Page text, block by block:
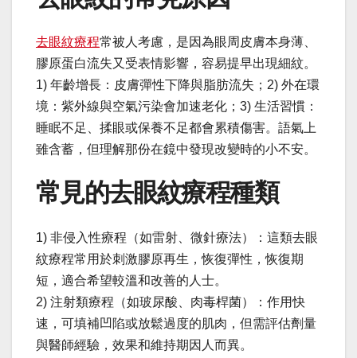
去眼紋療程常被人考慮，是因為眼周皮膚本身薄、
膠原蛋白流失又受表情影響，容易提早出現細紋。
1) 年齡增長：皮膚彈性下降與脂肪流失；2) 外在環
境：紫外線與空氣污染會加速老化；3) 生活習慣：
睡眠不足、揉眼或保養不足都會累積傷害。語氣上
雖含蓄，但理解那份在鏡中發現改變時的小不安。
常見的去眼紋療程種類
1) 非侵入性療程（如雷射、微針療法）：這類去眼
紋療程常用於刺激膠原再生，恢復彈性，恢復期
短，適合希望較溫和改善的人士。
2) 注射類療程（如玻尿酸、肉毒桿菌）：作用快
速，可填補凹陷或放鬆過度的肌肉，但需評估劑量
與醫師經驗，效果和維持期因人而異。